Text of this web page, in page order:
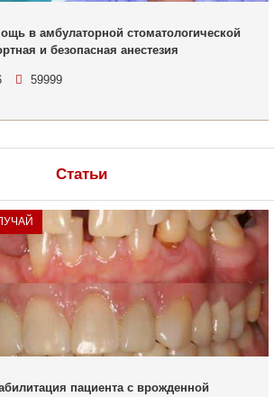
в амбулаторной стоматологической
и безопасная анестезия
59999
Статьи
пациента с врожденной